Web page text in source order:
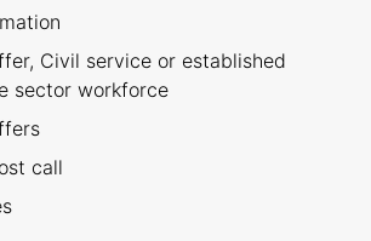
Civil service or established
sector workforce
call